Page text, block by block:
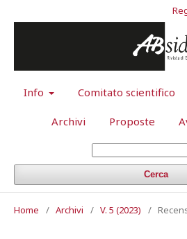
Info Comitato scientifico
Archivi Proposte
Cerca
Home / Archivi / V. 5 (2023) /